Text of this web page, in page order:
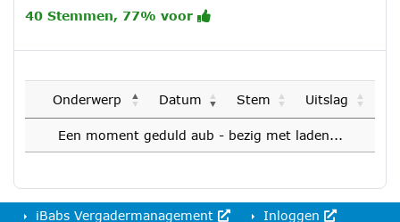
40 Stemmen, 77% voor
Onderwerp Datum Stem Uitslag
Een moment geduld aub - bezig met laden...
iBabs Vergadermanagement Inloggen